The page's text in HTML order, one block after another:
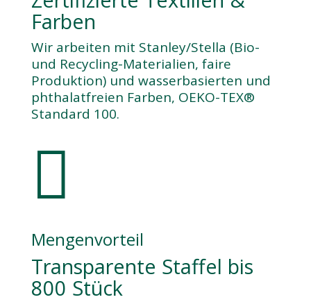
Farben
Wir arbeiten mit Stanley/Stella (Bio-
und Recycling-Materialien, faire
Produktion) und wasserbasierten und
phthalatfreien Farben, OEKO-TEX®
Standard 100.

Mengenvorteil
Transparente Staffel bis
800 Stück